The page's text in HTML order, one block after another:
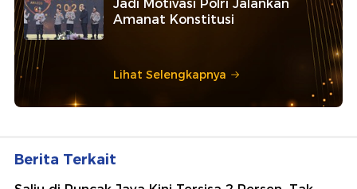
kepada sosok polisi teladan. Usulkan polisi teladan di